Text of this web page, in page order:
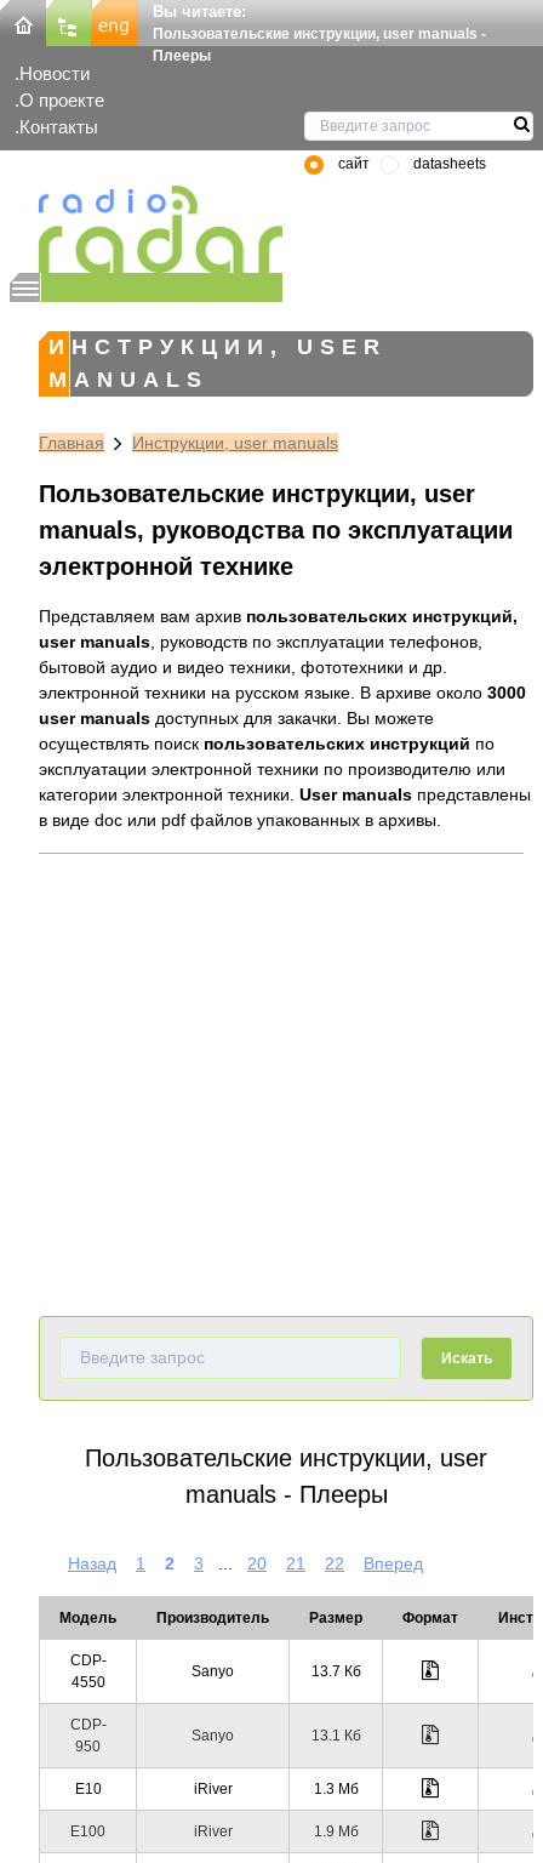
Вы читаете:
Пользовательские инструкции, user manuals -
Плееры
Новости
О проекте
Контакты
сайт datasheets
ИНСТРУКЦИИ, USER
MANUALS
Главная Инструкции, user manuals
Пользовательские инструкции, user
manuals, руководства по эксплуатации
электронной технике
Представляем вам архив пользовательских инструкций,
user manuals , руководств по эксплуатации телефонов,
бытовой аудио и видео техники, фототехники и др.
электронной техники на русском языке. В архиве около 3000
user manuals доступных для закачки. Вы можете
осуществлять поиск пользовательских инструкций по
эксплуатации электронной техники по производителю или
категории электронной техники. User manuals представлены
в виде doc или pdf файлов упакованных в архивы.
Искать
Пользовательские инструкции, user
manuals - Плееры
Назад 1 2 3 20 21 22 Вперед
Модель Производитель Размер Формат
CDP-
4550
Sanyo 13.7 Кб
CDP-
950
Sanyo 13.1 Кб
E10 iRiver 1.3 Мб
E100 iRiver 1.9 Мб